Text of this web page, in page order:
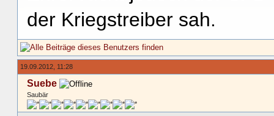
der Kriegstreiber sah.
19.09.2012, 11:28
Suebe
Saubär